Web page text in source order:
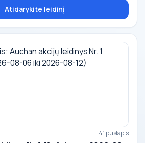
Atidarykite leidinį
41 puslapis